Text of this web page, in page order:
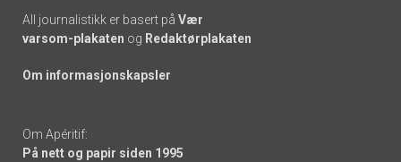
All journalistikk er basert på Vær
varsom-plakaten og Redaktørplakaten
Om informasjonskapsler
Om Apéritif:
På nett og papir siden 1995